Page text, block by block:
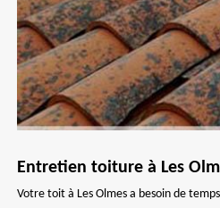
Entretien toiture à Les
Votre toit à Les Olmes a besoin de